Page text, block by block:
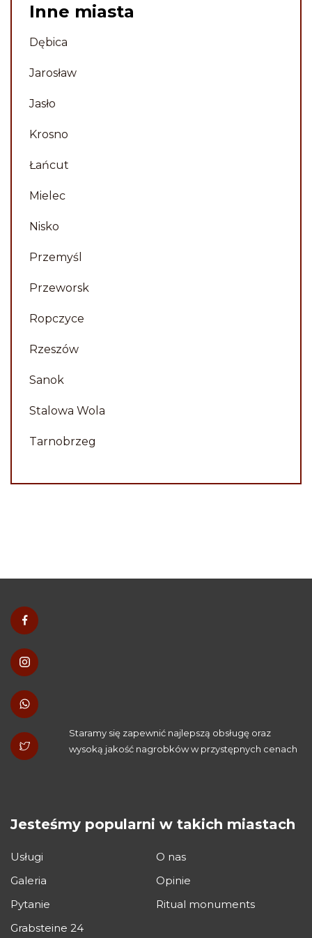
obsługa była miła i wyrozumiała,
10. Polecam.
Inne miasta
Dębica
Jarosław
Jasło
Krosno
Łańcut
Mielec
Nisko
Przemyśl
Przeworsk
Ropczyce
Rzeszów
Sanok
Stalowa Wola
Tarnobrzeg
Staramy się zapewnić najlepszą obsługę oraz
wysoką jakość nagrobków w przystępnych cenach
Jesteśmy popularni w takich miastach
Usługi
O nas
Galeria
Opinie
Pytanie
Ritual monuments
Grabsteine 24